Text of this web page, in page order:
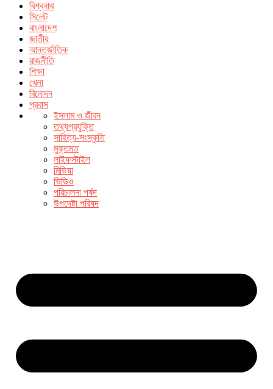
বিশ্বনাথ
সিলেট
বাংলাদেশ
জাতীয়
আন্তর্জাতিক
রাজনীতি
শিক্ষা
খেলা
বিনোদন
প্রবাস
ইসলাম ও জীবন
তথ্যপ্রযুক্তি
সাহিত্য-সংস্কৃতি
মুক্তমত
লাইফস্টাইল
মিডিয়া
ভিডিও
পরিচালনা পর্ষদ
উপদেষ্টা পরিষদ